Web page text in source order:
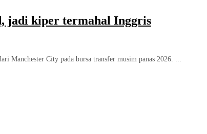
jadi kiper termahal Inggris
Manchester City pada bursa transfer musim panas 2026. ...